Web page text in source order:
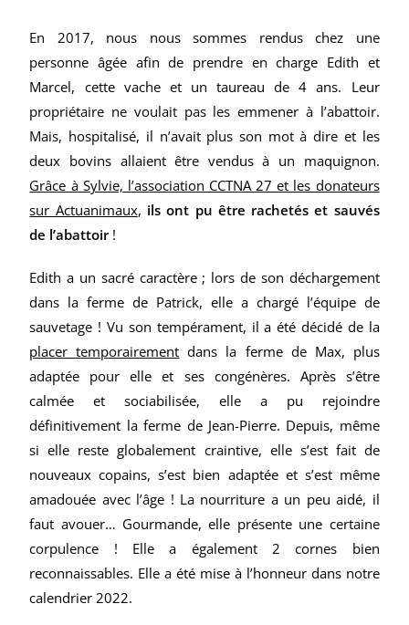
En 2017, nous nous sommes rendus chez une
personne âgée afin de prendre en charge Edith et
Marcel, cette vache et un taureau de 4 ans. Leur
propriétaire ne voulait pas les emmener à l’abattoir.
Mais, hospitalisé, il n’avait plus son mot à dire et les
deux bovins allaient être vendus à un maquignon.
Grâce à Sylvie, l’association CCTNA 27 et les donateurs
sur Actuanimaux, ils ont pu être rachetés et sauvés
de l’abattoir!
Edith a un sacré caractère ; lors de son déchargement
dans la ferme de Patrick, elle a chargé l’équipe de
sauvetage ! Vu son tempérament, il a été décidé de la
placer temporairement dans la ferme de Max, plus
adaptée pour elle et ses congénères. Après s’être
calmée et sociabilisée, elle a pu rejoindre
définitivement la ferme de Jean-Pierre. Depuis, même
si elle reste globalement craintive, elle s’est fait de
nouveaux copains, s’est bien adaptée et s’est même
amadouée avec l’âge ! La nourriture a un peu aidé, il
faut avouer… Gourmande, elle présente une certaine
corpulence ! Elle a également 2 cornes bien
reconnaissables. Elle a été mise à l’honneur dans notre
calendrier 2022.